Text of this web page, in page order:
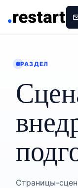
РАЗДЕЛ
Страницы-